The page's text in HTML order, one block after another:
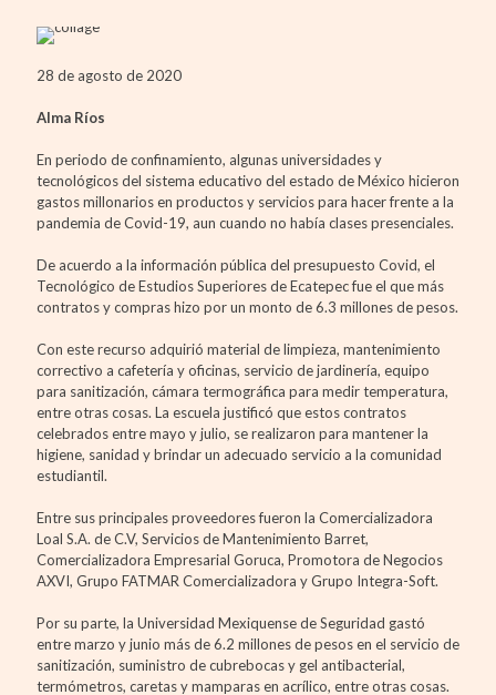
28 de agosto de 2020
Alma Ríos
En periodo de confinamiento, algunas universidades y
tecnológicos del sistema educativo del estado de México hicieron
gastos millonarios en productos y servicios para hacer frente a la
pandemia de Covid-19, aun cuando no había clases presenciales.
De acuerdo a la información pública del presupuesto Covid, el
Tecnológico de Estudios Superiores de Ecatepec fue el que más
contratos y compras hizo por un monto de 6.3 millones de pesos.
Con este recurso adquirió material de limpieza, mantenimiento
correctivo a cafetería y oficinas, servicio de jardinería, equipo
para sanitización, cámara termográfica para medir temperatura,
entre otras cosas. La escuela justificó que estos contratos
celebrados entre mayo y julio, se realizaron para mantener la
higiene, sanidad y brindar un adecuado servicio a la comunidad
estudiantil.
Entre sus principales proveedores fueron la Comercializadora
Loal S.A. de C.V, Servicios de Mantenimiento Barret,
Comercializadora Empresarial Goruca, Promotora de Negocios
AXVI, Grupo FATMAR Comercializadora y Grupo Integra-Soft.
Por su parte, la Universidad Mexiquense de Seguridad gastó
entre marzo y junio más de 6.2 millones de pesos en el servicio de
sanitización, suministro de cubrebocas y gel antibacterial,
termómetros, caretas y mamparas en acrílico, entre otras cosas.